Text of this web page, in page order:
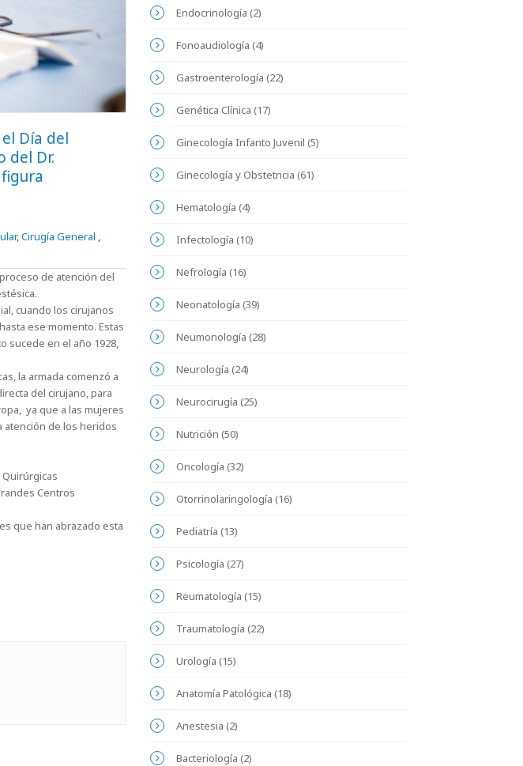
Día del
del Dr.
,Cirugía General ,
de atención del
cuando los cirujanos
ese momento. Estas
sucede en el año 1928,
la armada comenzó a
del cirujano, para
ya que a las mujeres
atención de los heridos
Quirúrgicas
Centros
que han abrazado esta
Endocrinología (2)
Fonoaudiología (4)
Gastroenterología (22)
Genética Clínica (17)
Ginecología Infanto Juvenil (5)
Ginecología y Obstetricia (61)
Hematología (4)
Infectología (10)
Nefrología (16)
Neonatología (39)
Neumonología (28)
Neurología (24)
Neurocirugía (25)
Nutrición (50)
Oncología (32)
Otorrinolaringología (16)
Pediatría (13)
Psicología (27)
Reumatología (15)
Traumatología (22)
Urología (15)
Anatomía Patológica (18)
Anestesia (2)
Bacteriología (2)